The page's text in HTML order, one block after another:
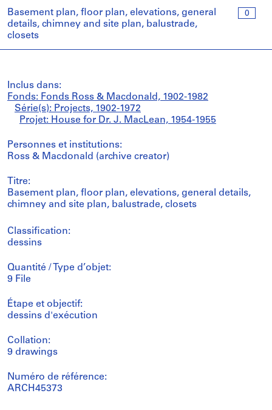
0
Basement plan, floor plan, elevations, general
details, chimney and site plan, balustrade,
closets
Inclus dans:
Fonds: Fonds Ross & Macdonald, 1902-1982
Série(s): Projects, 1902-1972
Projet: House for Dr. J. MacLean, 1954-1955
Personnes et institutions:
Ross & Macdonald (archive creator)
Titre:
Basement plan, floor plan, elevations, general details,
chimney and site plan, balustrade, closets
Classification:
dessins
Quantité / Type d’objet:
9 File
Étape et objectif:
dessins d'exécution
Collation:
9 drawings
Numéro de référence:
ARCH45373